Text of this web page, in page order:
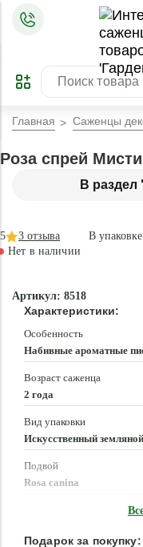
ПРЕДЗАКАЗ
Главная Саженцы
В
Роза спрей
В
5 3 отзыва
Нет в наличии
Артикул: 8518
Характеристики:
Особенность
Набивные ароматные
Возраст саженца
2 года
Вид упаковки
Искусственный
Подвой
Rosa canina
Подарок за покупку: